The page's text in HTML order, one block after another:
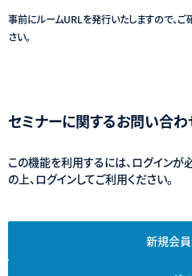
事前にルームURLを発行いたしますので、
さい。
セミナーに関するお問い合わ
この機能を利用するには、ログイン
の上、ログインしてご利用ください。
新規会